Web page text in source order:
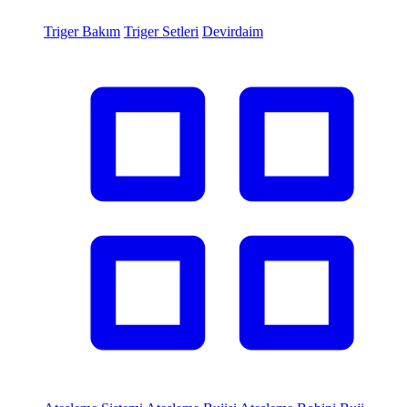
Triger Bakım Triger Setleri Devirdaim